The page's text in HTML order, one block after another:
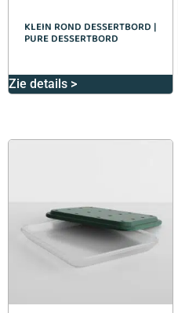
KLEIN ROND DESSERTBORD |
PURE DESSERTBORD
Zie details >